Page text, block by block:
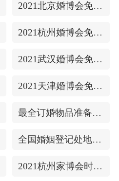
2021北京婚博会免费门票
2021杭州婚博会免费门票
2021武汉婚博会免费门票
2021天津婚博会免费门票
最全订婚物品准备清单
全国婚姻登记处地址/上下时间
2021杭州家博会时间表